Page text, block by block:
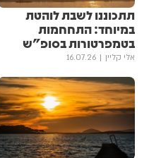
תתכוננו לשבת לוהטת
במיוחד: התחחמות
בטמפרטורות בסופ"ש
אלי קליין 16.07.26